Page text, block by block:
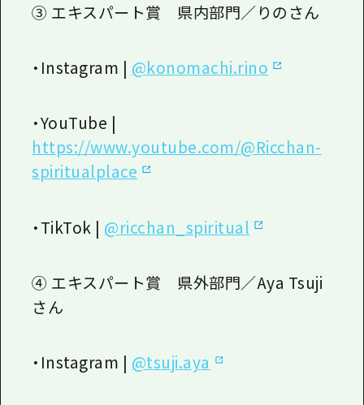
③ エキスパート賞 県内部門／りのさん
・ Instagram | @konomachi.rino
・YouTube |
https://www.youtube.com/@Ricchan-
spiritualplace
・TikTok | @ricchan_spiritual
④ エキスパート賞 県外部門／Aya Tsuji
さん
・ Instagram | @tsuji.aya